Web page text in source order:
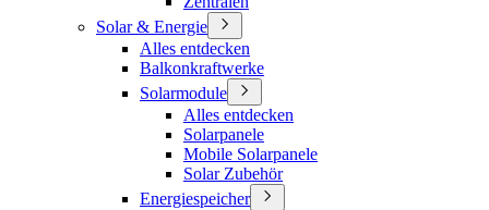
Solar & Energie
Alles entdecken
Balkonkraftwerke
Solarmodule
Alles entdecken
Solarpanele
Mobile Solarpanele
Solar Zubehör
Energiespeicher